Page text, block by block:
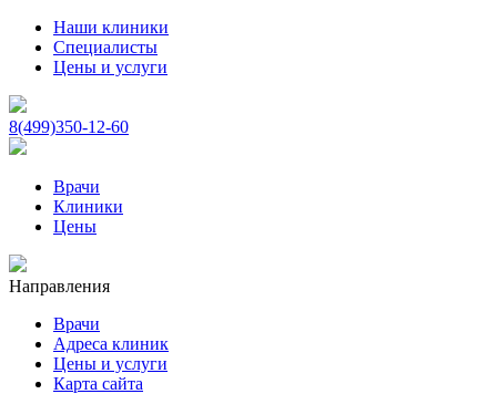
Наши клиники
Специалисты
Цены и услуги
8(499)350-12-60
Врачи
Клиники
Цены
Направления
Врачи
Адреса клиник
Цены и услуги
Карта сайта